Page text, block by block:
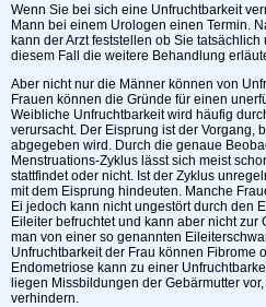
Wenn Sie bei sich eine Unfruchtbarkeit
Mann bei einem Urologen einen Termin.
kann der Arzt feststellen ob Sie
diesem Fall die weitere Behandlung
Aber nicht nur die Männer können von
Frauen können die Gründe für einen
Weibliche Unfruchtbarkeit wird häufig
verursacht. Der Eisprung ist der Vorgang,
abgegeben wird. Durch die genaue
Menstruations-Zyklus lässt sich meist
stattfindet oder nicht. Ist der Zyklus
mit dem Eisprung hindeuten. Manche
Ei jedoch kann nicht ungestört durch den
Eileiter befruchtet und kann aber nicht
man von einer so genannten
Unfruchtbarkeit der Frau können Fibrome
Endometriose kann zu einer
liegen Missbildungen der Gebärmutter
verhindern.